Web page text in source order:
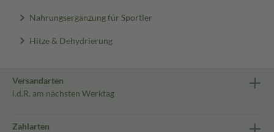
Nahrungsergänzung für Sportler
Hitze & Dehydrierung
Versandarten
i.d.R. am nächsten Werktag
Zahlarten